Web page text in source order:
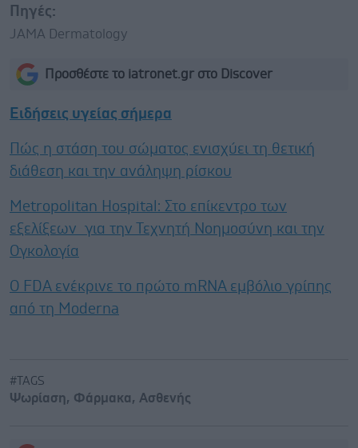
Πηγές:
JAMA Dermatology
Προσθέστε το iatronet.gr στο Discover
Ειδήσεις υγείας σήμερα
Πώς η στάση του σώματος ενισχύει τη θετική
διάθεση και την ανάληψη ρίσκου
Metropolitan Hospital: Στο επίκεντρο των
εξελίξεων για την Τεχνητή Νοημοσύνη και την
Ογκολογία
Ο FDA ενέκρινε το πρώτο mRNA εμβόλιο γρίπης
από τη Moderna
#TAGS
Ψωρίαση, Φάρμακα, Ασθενής